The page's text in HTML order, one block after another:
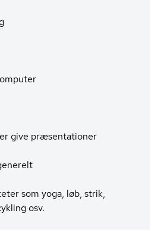
give præsentationer
som yoga, løb, strik,
osv.